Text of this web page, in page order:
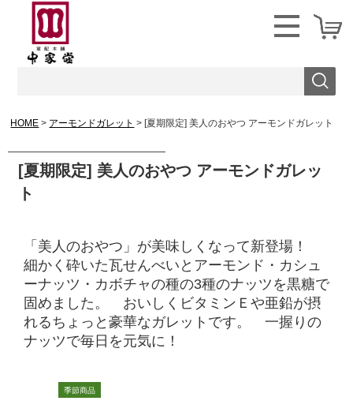
HOME アーモンドガレット [夏期限定] 美人のおやつ アーモンドガレット
[夏期限定] 美人のおやつ アーモンドガレッ
ト
「美人のおやつ」が美味しくなって新登場！
細かく砕いた瓦せんべいとアーモンド・カシュ
ーナッツ・カボチャの種の3種のナッツを黒糖で
固めました。 おいしくビタミンＥや亜鉛が摂
れるちょっと豪華なガレットです。 一握りの
ナッツで毎日を元気に！